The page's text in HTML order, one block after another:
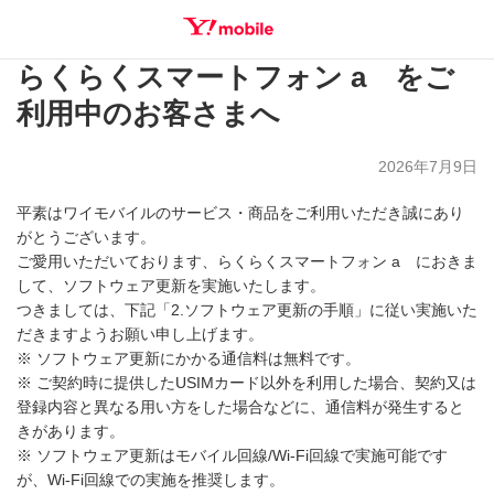
SEARCH
らくらくスマートフォン a をご
利用中のお客さまへ
2026年7月9日
平素はワイモバイルのサービス・商品をご利用いただき誠にあり
がとうございます。
ご愛用いただいております、らくらくスマートフォン a におきま
して、ソフトウェア更新を実施いたします。
つきましては、下記「2.ソフトウェア更新の手順」に従い実施いた
だきますようお願い申し上げます。
※ ソフトウェア更新にかかる通信料は無料です。
※ ご契約時に提供したUSIMカード以外を利用した場合、契約又は
登録内容と異なる用い方をした場合などに、通信料が発生すると
きがあります。
※ ソフトウェア更新はモバイル回線/Wi-Fi回線で実施可能です
が、Wi-Fi回線での実施を推奨します。